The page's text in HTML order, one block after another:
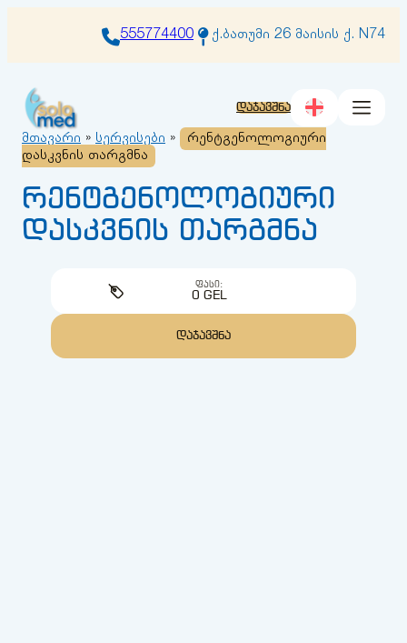
555774400 ქ.ბათუმი 26 მაისის ქ. N74
დაჯავშნა
მთავარი » სერვისები »
რენტგენოლოგიური
დასკვნის თარგმნა
რენტგენოლოგიური
დასკვნის თარგმნა
ᲤᲐᲡᲘ:
0 GEL
ᲓᲐᲯᲐᲕᲨᲜᲐ